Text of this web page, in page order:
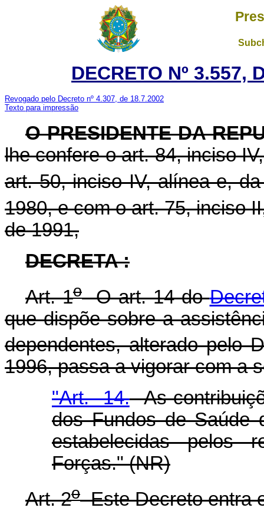
DECRETO Nº 3.557,
Revogado pelo Decreto nº 4.307, de 18.7.2002
Texto para impressão
O PRESIDENTE DA
lhe confere o art. 84, inciso
art. 50, inciso IV, alínea e,
1980, e com o art. 75, inciso
de 1991,
DECRETA :
Art. 1oO art. 14 do
que dispõe sobre a
dependentes, alterado pelo
1996, passa a vigorar com a
"Art. 14.As
dos Fundos de Saúde
estabelecidas pelos
Forças." (NR)
Art. 2oEste Decreto entra